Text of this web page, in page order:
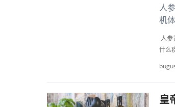
人
机
人参
什么
皇